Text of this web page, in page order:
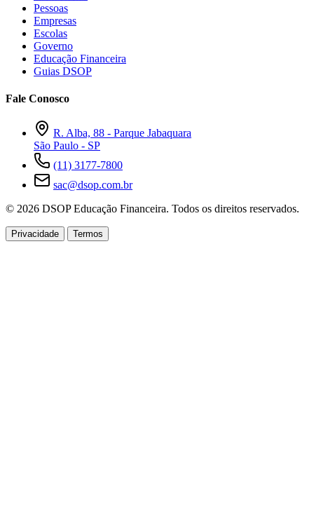
Pessoas
Empresas
Escolas
Governo
Educação Financeira
Guias DSOP
Fale Conosco
R. Alba, 88 - Parque Jabaquara
São Paulo - SP
(11) 3177-7800
sac@dsop.com.br
© 2026 DSOP Educação Financeira. Todos os direitos reservados.
Privacidade Termos